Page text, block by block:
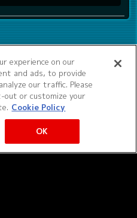
experience on our
and ads, to provide
our traffic. Please
or customize your
Cookie Policy
OK